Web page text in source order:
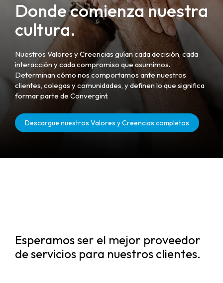
Donde comienza nuestra
cultura.
Nuestros Valores y Creencias guían cada decisión, cada
interacción y cada compromiso que asumimos.
Determinan cómo nos comportamos ante nuestros
clientes, colegas y comunidades, y definen lo que significa
formar parte de Convergint.
Descargue nuestros Valores y Creencias completos
Esperamos ser el mejor proveedor
de servicios para nuestros clientes.